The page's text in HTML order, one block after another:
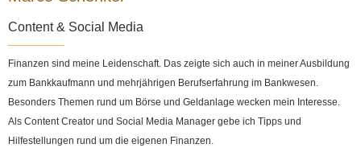
Content & Social Media
Finanzen sind meine Leidenschaft. Das zeigte sich auch in meiner Ausbildung
zum Bankkaufmann und mehrjährigen Berufserfahrung im Bankwesen.
Besonders Themen rund um Börse und Geldanlage wecken mein Interesse.
Als Content Creator und Social Media Manager gebe ich Tipps und
Hilfestellungen rund um die eigenen Finanzen.